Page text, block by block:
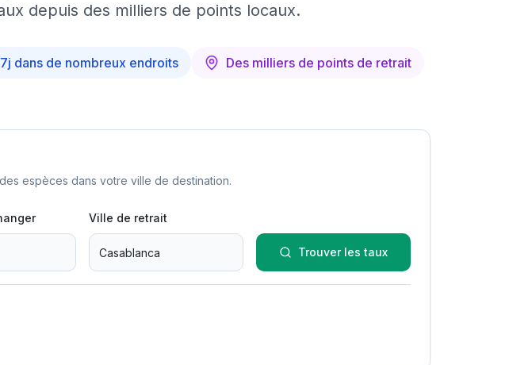
depuis des milliers de points locaux.
dans de nombreux endroits Des milliers de points de retrait
espèces dans votre ville de destination.
Ville de retrait
Trouver les taux